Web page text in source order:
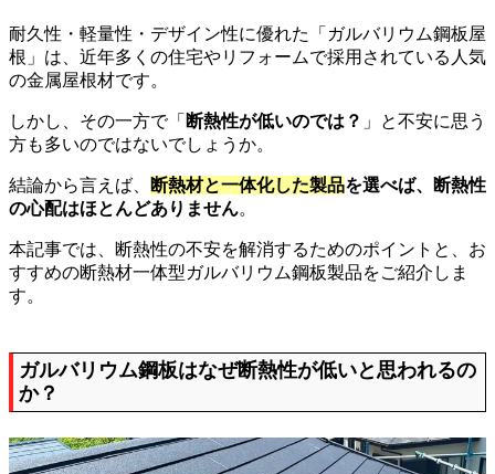
耐久性・軽量性・デザイン性に優れた「ガルバリウム鋼板屋
根」は、近年多くの住宅やリフォームで採用されている人気
の金属屋根材です。
しかし、その一方で「 断熱性が低いのでは？ 」と不安に思う
方も多いのではないでしょうか。
結論から言えば、 断熱材と一体化した製品を選べば、断熱性
の心配はほとんどありません。
本記事では、断熱性の不安を解消するためのポイントと、お
すすめの断熱材一体型ガルバリウム鋼板製品をご紹介しま
す。
ガルバリウム鋼板はなぜ断熱性が低いと思われるの
か？